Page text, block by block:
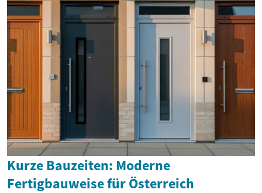
Kurze Bauzeiten: Moderne
Fertigbauweise für Österreich